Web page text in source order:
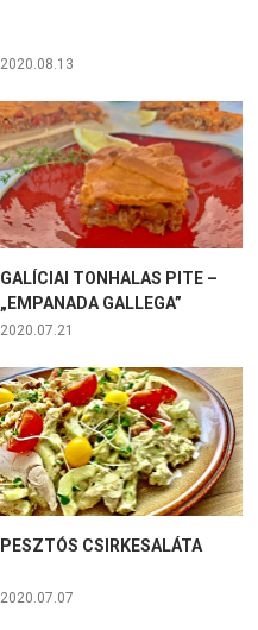
2020.08.13
GALÍCIAI TONHALAS PITE –
„EMPANADA GALLEGA”
2020.07.21
PESZTÓS CSIRKESALÁTA
2020.07.07